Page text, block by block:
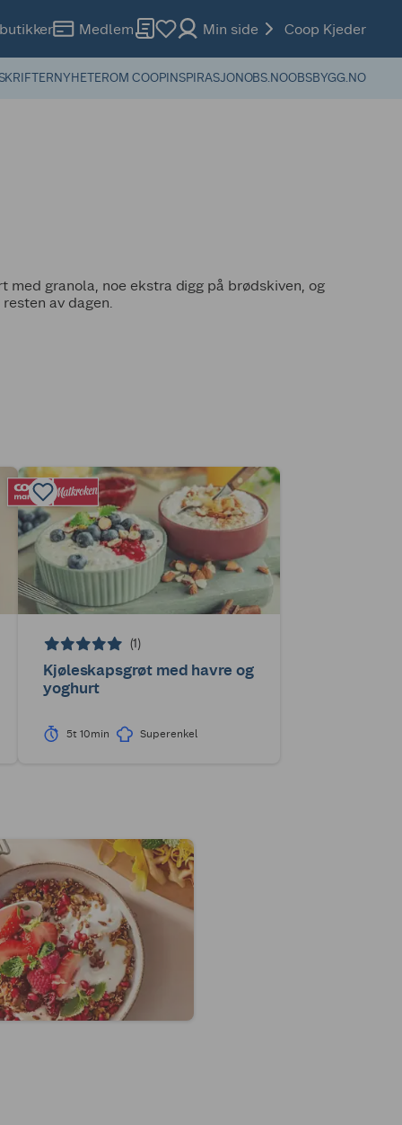
Medlem Min side Coop Kjeder
NYHETEROM COOPINSPIRASJONOBS.NOOBSBYGG.NO
granola, noe ekstra digg på brødskiven, og
av dagen.
(1)
Kjøleskapsgrøt med havre og
yoghurt
5t 10min Superenkel